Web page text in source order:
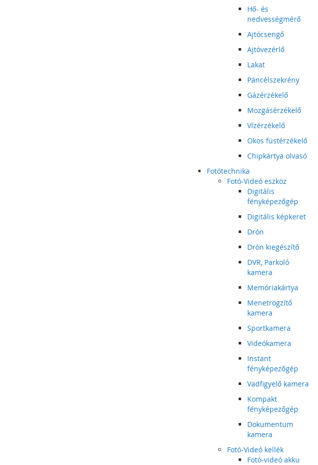
Hő- és
nedvességmérő
Ajtócsengő
Ajtóvezérlő
Lakat
Páncélszekrény
Gázérzékelő
Mozgásérzékelő
Vízérzékelő
Okos füstérzékelő
Chipkártya olvasó
Fotótechnika
Fotó-Videó eszköz
Digitális
fényképezőgép
Digitális képkeret
Drón
Drón kiegészítő
DVR, Parkoló
kamera
Memóriakártya
Menetrögzítő
kamera
Sportkamera
Videókamera
Instant
fényképezőgép
Vadfigyelő kamera
Kompakt
fényképezőgép
Dokumentum
kamera
Fotó-Videó kellék
Fotó-videó akku